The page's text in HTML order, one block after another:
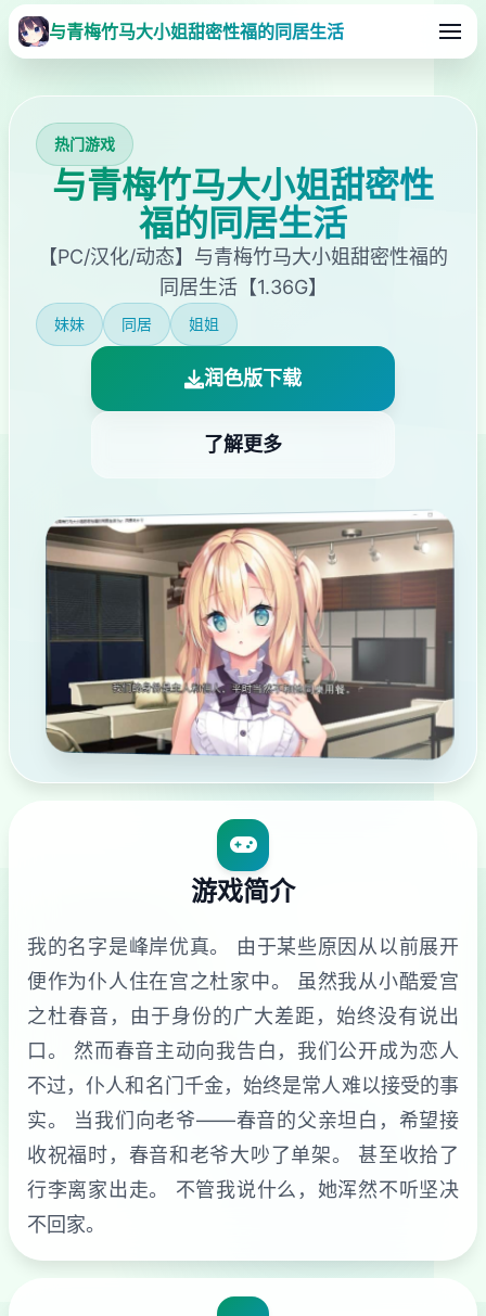
与青梅竹马大小姐甜密性福的同居生活
热门游戏
与青梅竹马大小姐甜密性
福的同居生活
【PC/汉化/动态】与青梅竹马大小姐甜密性福的
同居生活【1.36G】
妹妹 同居 姐姐
润色版下载
了解更多
游戏简介
我的名字是峰岸优真。 由于某些原因从以前展开
便作为仆人住在宫之杜家中。 虽然我从小酷爱宫
之杜春音，由于身份的广大差距，始终没有说出
口。 然而春音主动向我告白，我们公开成为恋人
不过，仆人和名门千金，始终是常人难以接受的事
实。 当我们向老爷——春音的父亲坦白，希望接
收祝福时，春音和老爷大吵了单架。 甚至收拾了
行李离家出走。 不管我说什么，她浑然不听坚决
不回家。